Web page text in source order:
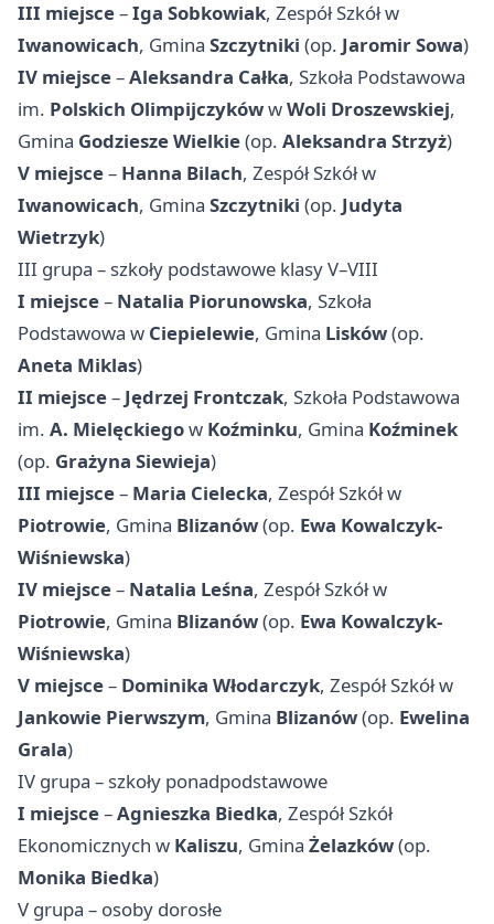
III miejsce–Iga Sobkowiak, Zespół Szkół w
Iwanowicach, Gmina Szczytniki (op. Jaromir Sowa)
IV miejsce–Aleksandra Całka, Szkoła Podstawowa
im. Polskich OlimpijczykówwWoli Droszewskiej,
Gmina Godziesze Wielkie(op. Aleksandra Strzyż)
V miejsce– Hanna Bilach, Zespół Szkół w
Iwanowicach, Gmina Szczytniki (op. Judyta
Wietrzyk)
III grupa – szkoły podstawowe klasy V–VIII
I miejsce– Natalia Piorunowska, Szkoła
Podstawowa w Ciepielewie, Gmina Lisków(op.
Aneta Miklas)
II miejsce– Jędrzej Frontczak, Szkoła Podstawowa
im. A. Mielęckiegow Koźminku, Gmina Koźminek
(op. Grażyna Siewieja)
III miejsce– Maria Cielecka, Zespół Szkół w
Piotrowie, Gmina Blizanów(op. Ewa Kowalczyk-
Wiśniewska)
IV miejsce– Natalia Leśna, Zespół Szkół w
Piotrowie, Gmina Blizanów(op. Ewa Kowalczyk-
Wiśniewska)
V miejsce– Dominika Włodarczyk, Zespół Szkół w
Jankowie Pierwszym, Gmina Blizanów(op. Ewelina
Grala)
IV grupa – szkoły ponadpodstawowe
I miejsce–Agnieszka Biedka, Zespół Szkół
Ekonomicznych w Kaliszu, Gmina Żelazków(op.
Monika Biedka)
V grupa – osoby dorosłe